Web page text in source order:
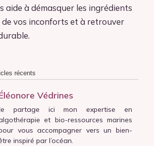
aide à démasquer les ingrédients
de vos inconforts et à retrouver
récents
Védrines
partage ici mon expertise en
et bio-ressources marines
vous accompagner vers un bien-
inspiré par l’océan.